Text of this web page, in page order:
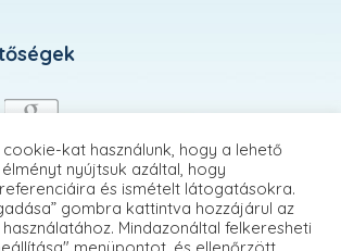
kat használunk, hogy a lehető
nyújtsuk azáltal, hogy
és ismételt látogatásokra.
gombra kattintva hozzájárul az
Mindazonáltal felkeresheti